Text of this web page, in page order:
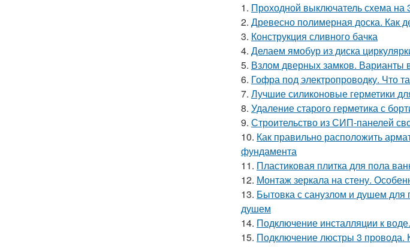
1. Проходной выключатель схема на
2. Древесно полимерная доска. Как
3. Конструкция сливного бачка
4. Делаем ямобур из диска
5. Взлом дверных замков. Варианты
6. Гофра под электропроводку. Что
7. Лучшие силиконовые герметики
8. Удаление старого герметика с
9. Строительство из СИП-панелей
10. Как правильно расположить
фундамента
11. Пластиковая плитка для пола
12. Монтаж зеркала на стену.
13. Бытовка с санузлом и душем для
душем
14. Подключение инсталляции к
15. Подключение люстры 3 провода.